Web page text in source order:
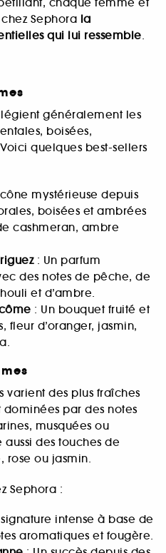
chaque femme et
Sephora la
qui lui ressemble.
généralement les
boisées,
quelques best-sellers
mystérieuse depuis
boisées et ambrées
cashmeran, ambre
: Un parfum
des notes de pêche, de
et d’ambre.
: Un bouquet fruité et
fleur d’oranger, jasmin,
varient des plus fraîches
dominées par des notes
musquées ou
des touches de
ou jasmin.
Sephora :
intense à base de
aromatiques et fougère.